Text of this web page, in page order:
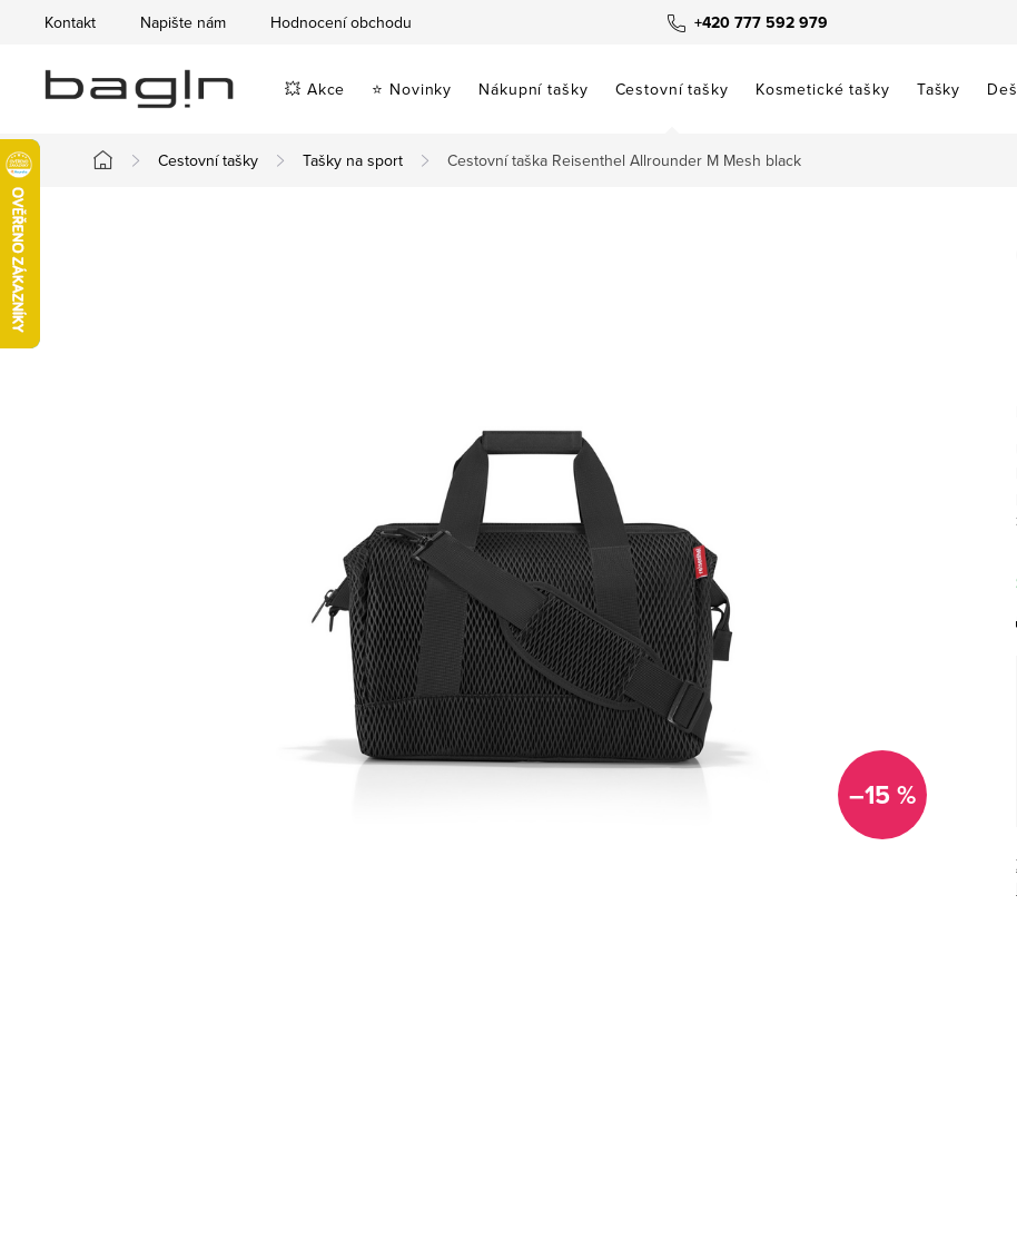
obsah
+420 777 592 979
Kontakt Napište nám Hodnocení obchodu
💥 Akce ⭐ Novinky Nákupní tašky Cestovní tašky Kosmetické tašky Tašky
Domů
Cestovní tašky Tašky na sport Cestovní taška Reisenthel Allrounder M Mesh black
–15 %